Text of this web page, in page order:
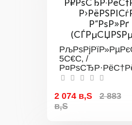
5С€С‚ /
Р›РёРЅРІСѓРґ
2 074 в‚Ѕ
2 883
в‚Ѕ